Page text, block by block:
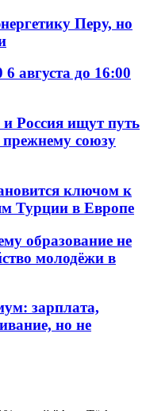
Перу, но
августа до 16:00
Россия ищут путь
прежнему союзу
ключом к
Турции в Европе
образование не
молодёжи в
зарплата,
но не